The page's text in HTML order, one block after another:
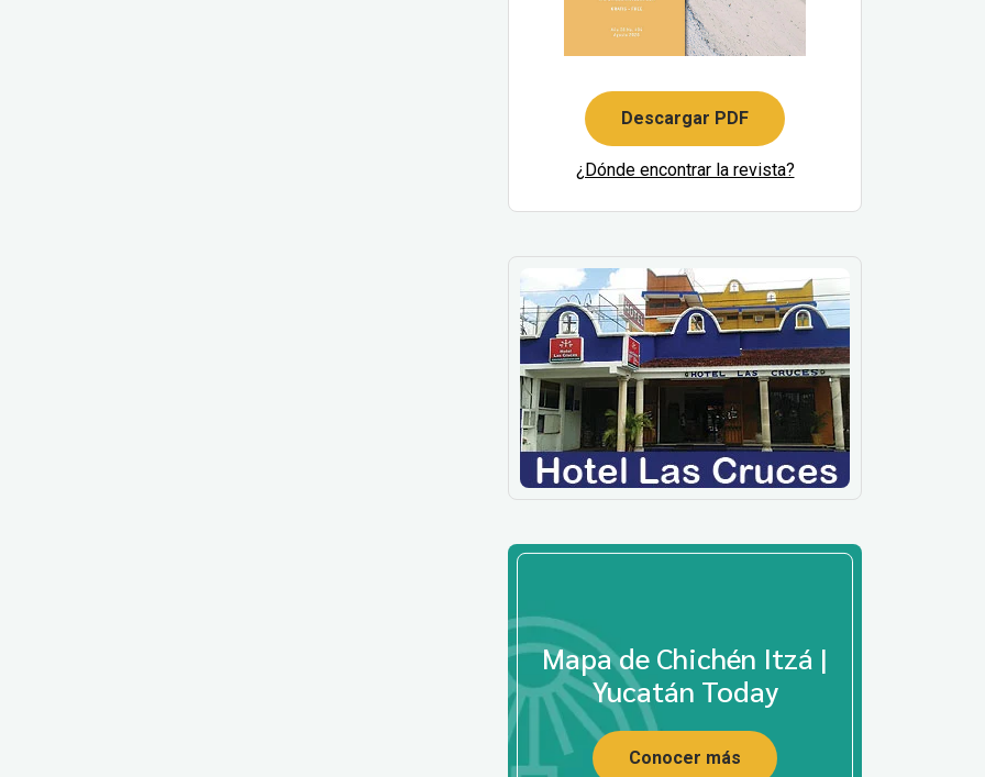
Descargar PDF
¿Dónde encontrar la revista?
Mapa de Chichén Itzá |
Yucatán Today
Conocer más